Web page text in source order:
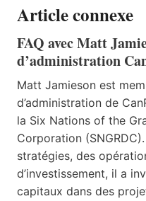
Article connexe
FAQ avec Matt
d’administration
Matt Jamieson est
d’administration de
la Six Nations of the
Corporation
stratégies, des
d’investissement, il a
capitaux dans des